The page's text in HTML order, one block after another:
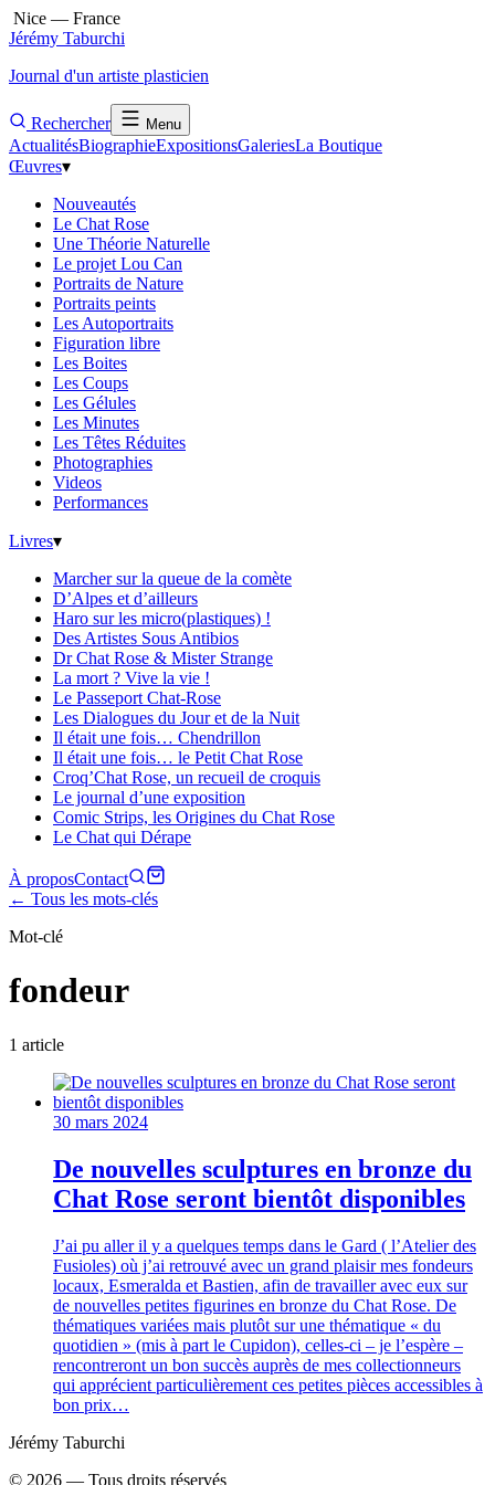
Nice — France
Jérémy Taburchi
Journal d'un artiste plasticien
Rechercher Menu
ActualitésBiographieExpositionsGaleriesLa Boutique
Œuvres▾
Nouveautés
Le Chat Rose
Une Théorie Naturelle
Le projet Lou Can
Portraits de Nature
Portraits peints
Les Autoportraits
Figuration libre
Les Boites
Les Coups
Les Gélules
Les Minutes
Les Têtes Réduites
Photographies
Videos
Performances
Livres▾
Marcher sur la queue de la comète
D’Alpes et d’ailleurs
Haro sur les micro(plastiques) !
Des Artistes Sous Antibios
Dr Chat Rose & Mister Strange
La mort ? Vive la vie !
Le Passeport Chat-Rose
Les Dialogues du Jour et de la Nuit
Il était une fois… Chendrillon
Il était une fois… le Petit Chat Rose
Croq’Chat Rose, un recueil de croquis
Le journal d’une exposition
Comic Strips, les Origines du Chat Rose
Le Chat qui Dérape
À proposContact
← Tous les mots-clés
Mot-clé
fondeur
1 article
30 mars 2024
De nouvelles sculptures en bronze du
Chat Rose seront bientôt disponibles
J’ai pu aller il y a quelques temps dans le Gard ( l’Atelier des
Fusioles) où j’ai retrouvé avec un grand plaisir mes fondeurs
locaux, Esmeralda et Bastien, afin de travailler avec eux sur
de nouvelles petites figurines en bronze du Chat Rose. De
thématiques variées mais plutôt sur une thématique « du
quotidien » (mis à part le Cupidon), celles-ci – je l’espère –
rencontreront un bon succès auprès de mes collectionneurs
qui apprécient particulièrement ces petites pièces accessibles à
bon prix…
Jérémy Taburchi
© 2026 — Tous droits réservés